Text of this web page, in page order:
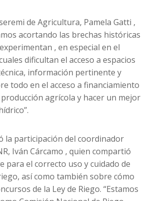
de Agricultura, Pamela Gatti ,
acortando las brechas históricas
, en especial en el
dificultan el acceso a espacios
información pertinente y
todo en el acceso a financiamiento
agrícola y hacer un mejor
la participación del coordinador
Iván Cárcamo , quien compartió
para el correcto uso y cuidado de
así como también sobre cómo
de la Ley de Riego. “Estamos